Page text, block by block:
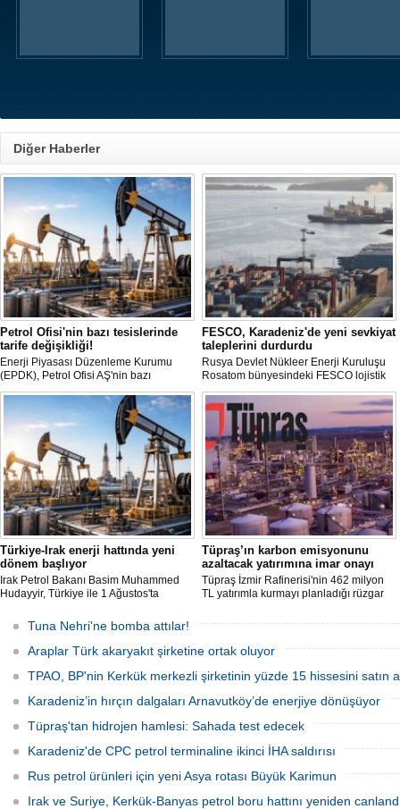
Diğer Haberler
Petrol Ofisi'nin bazı tesislerinde
tarife değişikliği!
Enerji Piyasası Düzenleme Kurumu
(EPDK), Petrol Ofisi AŞ'nin bazı
depolama ve iletim tarifelerinde
değişikliğe gitti.
FESCO, Karadeniz'de yeni sevkiyat
taleplerini durdurdu
Rusya Devlet Nükleer Enerji Kuruluşu
Rosatom bünyesindeki FESCO lojistik
şirketi, Karadeniz üzerinden yapılacak
sevkiyatlara ilişkin yeni taleplerin
kabulünü geçici olarak durdurdu.
Türkiye-Irak enerji hattında yeni
dönem başlıyor
Irak Petrol Bakanı Basim Muhammed
Hudayyir, Türkiye ile 1 Ağustos'ta
petrol ihracatının 700 bin varilin üzerine
çıkarılmasının hedeflendiğini açıkladı.
Mevcut petrol mutabakatlarının bir yıl
uzatıldığını belirten Hudayyir, bu süreçte
uzun vadeli bir çerçeve anlaşmanın
Tüpraş’ın karbon emisyonunu
azaltacak yatırımına imar onayı
Tüpraş İzmir Rafinerisi'nin 462 milyon
TL yatırımla kurmayı planladığı rüzgar
nazım ve uygulama imar planı
Değişikliği Bakanlığı tarafından
Tuna Nehri'ne bomba attılar!
Araplar Türk akaryakıt şirketine ortak oluyor
TPAO, BP'nin Kerkük merkezli şirketinin yüzde 15 hissesini satın
Karadeniz’in hırçın dalgaları Arnavutköy’de enerjiye dönüşüyor
Tüpraş'tan hidrojen hamlesi: Sahada test edecek
Karadeniz'de CPC petrol terminaline ikinci İHA saldırısı
Rus petrol ürünleri için yeni Asya rotası Büyük Karimun
Irak ve Suriye, Kerkük-Banyas petrol boru hattını yeniden